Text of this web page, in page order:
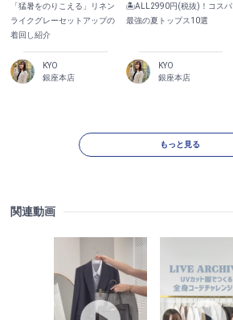
「猛暑をのりこえる」リネン
ライクグレーセットアップの
着回し紹介
KYO
銀座本店
🏝️ALL2990円(税抜)！コスパ
最強の夏トップス10選
KYO
銀座本店
もっと見る
関連動画